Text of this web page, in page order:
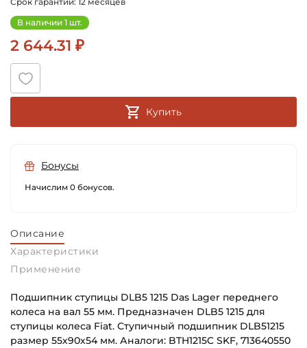
В наличии 1 шт.
2 644.31 ₽
Купить
Бонусы
Начислим 0 бонусов.
Описание
Характеристики
Применение
Подшипник ступицы DLB5 1215 Das Lager переднего
колеса на вал 55 мм. Предназначен DLB5 1215 для
ступицы колеса Fiat. Ступичный подшипник DLB51215
размер 55х90х54 мм. Аналоги: BTH1215C SKF, 713640550